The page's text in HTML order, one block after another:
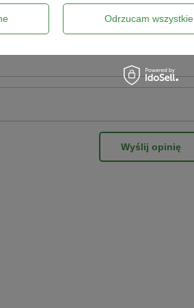
zdjęcie produktu:
Wyślij opinię
Odrzucam wszystkie